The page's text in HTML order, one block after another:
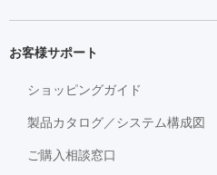
お客様サポート
ショッピングガイド
製品カタログ／システム構成図
ご購入相談窓口